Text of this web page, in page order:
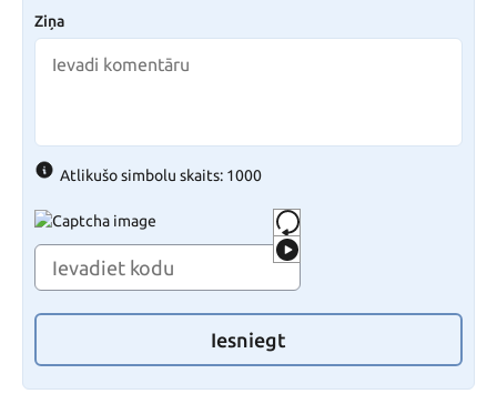
Ziņa
Atlikušo simbolu skaits: 1000
Iesniegt